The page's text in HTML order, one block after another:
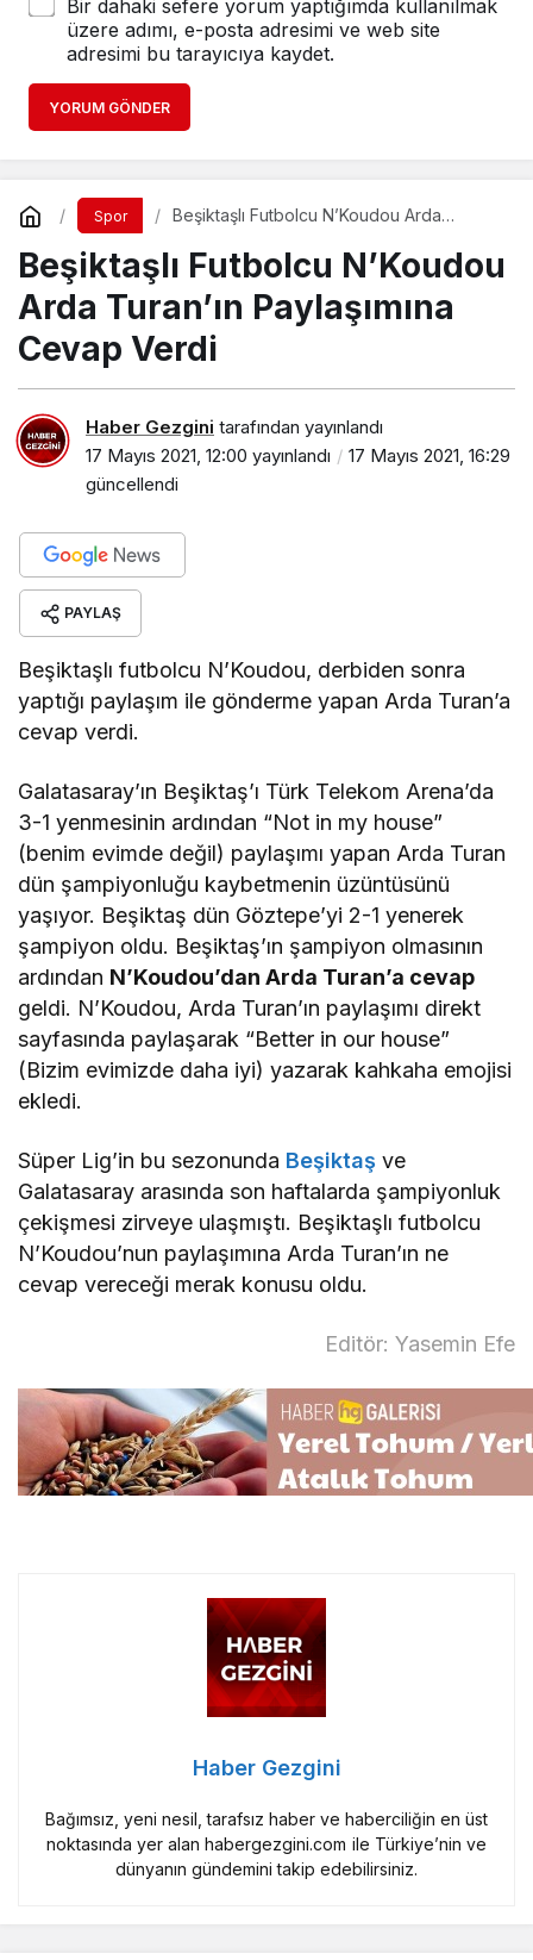
Bir dahaki sefere yorum yaptığımda kullanılmak
üzere adımı, e-posta adresimi ve web site
adresimi bu tarayıcıya kaydet.
YORUM GÖNDER
Spor
Beşiktaşlı Futbolcu N’Koudou Arda
Beşiktaşlı Futbolcu N’Koudou
Arda Turan’ın Paylaşımına
Cevap Verdi
Haber Gezgini tarafından yayınlandı
17 Mayıs 2021, 12:00 yayınlandı
17 Mayıs 2021, 16:29
güncellendi
PAYLAŞ
Beşiktaşlı futbolcu N’Koudou, derbiden sonra
yaptığı paylaşım ile gönderme yapan Arda Turan’a
cevap verdi.
Galatasaray’ın Beşiktaş’ı Türk Telekom Arena’da
3-1 yenmesinin ardından “Not in my house”
(benim evimde değil) paylaşımı yapan Arda Turan
dün şampiyonluğu kaybetmenin üzüntüsünü
yaşıyor. Beşiktaş dün Göztepe’yi 2-1 yenerek
şampiyon oldu. Beşiktaş’ın şampiyon olmasının
ardından N’Koudou’dan Arda Turan’a cevap
geldi. N’Koudou, Arda Turan’ın paylaşımı direkt
sayfasında paylaşarak “Better in our house”
(Bizim evimizde daha iyi) yazarak kahkaha emojisi
ekledi.
Süper Lig’in bu sezonunda Beşiktaş ve
Galatasaray arasında son haftalarda şampiyonluk
çekişmesi zirveye ulaşmıştı. Beşiktaşlı futbolcu
N’Koudou’nun paylaşımına Arda Turan’ın ne
cevap vereceği merak konusu oldu.
Editör: Yasemin Efe
Haber Gezgini
Bağımsız, yeni nesil, tarafsız haber ve haberciliğin en üst
noktasında yer alan habergezgini.com ile Türkiye’nin ve
dünyanın gündemini takip edebilirsiniz.